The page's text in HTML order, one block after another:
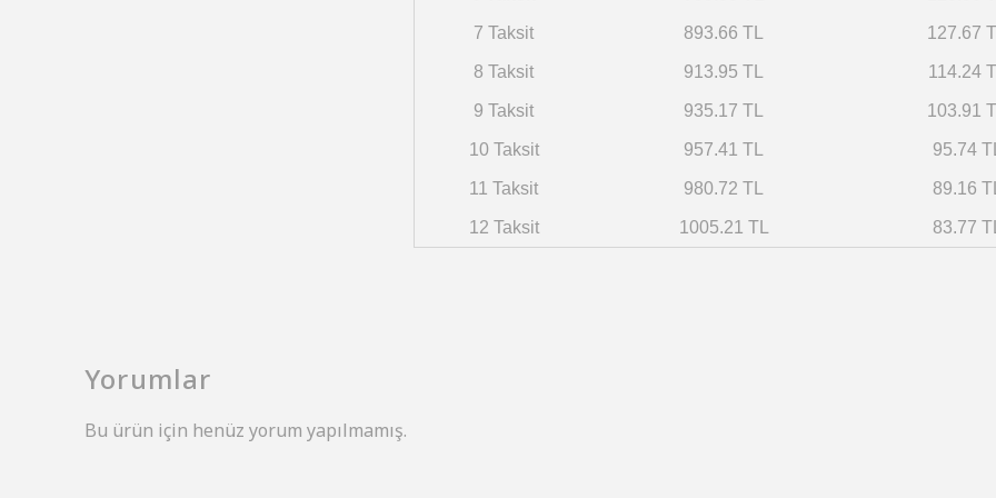
7 Taksit 893.66 TL 127.67
8 Taksit 913.95 TL 114.24 TL
9 Taksit 935.17 TL 103.91
10 Taksit 957.41 TL 95.74 TL
11 Taksit 980.72 TL 89.16 TL
12 Taksit 1005.21 TL 83.77 TL
Yorumlar
Bu ürün için henüz yorum yapılmamış.